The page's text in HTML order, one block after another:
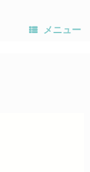
メニュー